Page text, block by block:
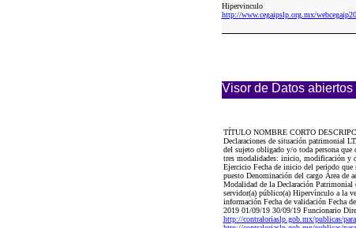
Hipervinculo
http://www.cegaipslp.org.mx/
Visor de Datos abiertos
TÍTULO NOMBRE CORTO
Declaraciones de situación patrimonial
del sujeto obligado y/o toda persona que
tres modalidades: inicio, modificación y
Ejercicio Fecha de inicio del periodo
puesto Denominación del cargo Área de
Modalidad de la Declaración
servidor(a) público(a) Hipervínculo a la
información Fecha de validación Fecha
2019 01/09/19 30/09/19 Funcionario
http://contraloriaslp.gob.mx/publicas/